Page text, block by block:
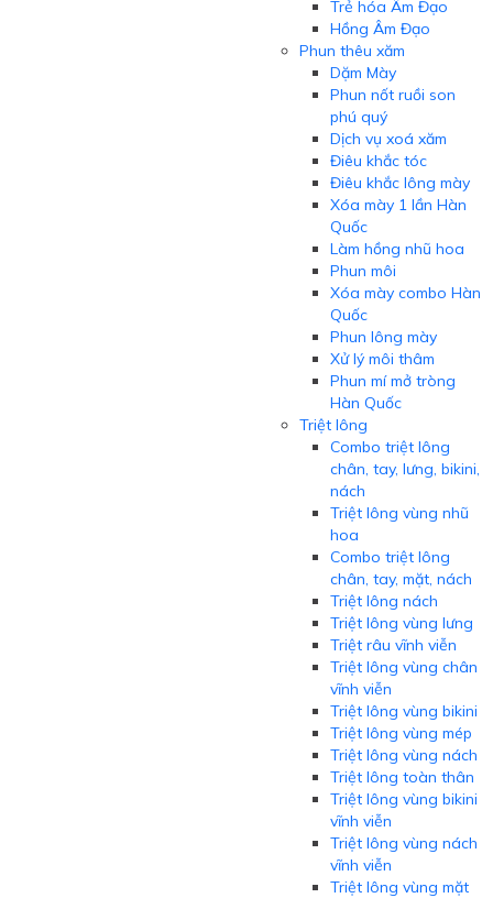
Trẻ hóa Âm Đạo
Hồng Âm Đạo
Phun thêu xăm
Dặm Mày
Phun nốt ruồi son
phú quý
Dịch vụ xoá xăm
Điêu khắc tóc
Điêu khắc lông mày
Xóa mày 1 lần Hàn
Quốc
Làm hồng nhũ hoa
Phun môi
Xóa mày combo Hàn
Quốc
Phun lông mày
Xử lý môi thâm
Phun mí mở tròng
Hàn Quốc
Triệt lông
Combo triệt lông
chân, tay, lưng, bikini,
nách
Triệt lông vùng nhũ
hoa
Combo triệt lông
chân, tay, mặt, nách
Triệt lông nách
Triệt lông vùng lưng
Triệt râu vĩnh viễn
Triệt lông vùng chân
vĩnh viễn
Triệt lông vùng bikini
Triệt lông vùng mép
Triệt lông vùng nách
Triệt lông toàn thân
Triệt lông vùng bikini
vĩnh viễn
Triệt lông vùng nách
vĩnh viễn
Triệt lông vùng mặt